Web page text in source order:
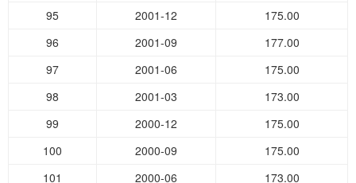
95
2001-12
175.00
96
2001-09
177.00
97
2001-06
175.00
98
2001-03
173.00
99
2000-12
175.00
100
2000-09
175.00
101
2000-06
173.00